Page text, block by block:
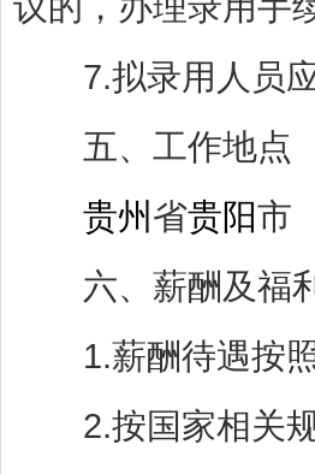
7.拟录用人员应
五、工作地点
贵州 省贵阳市
六、薪酬及福
1.薪酬待遇按照
2.按国家相关规